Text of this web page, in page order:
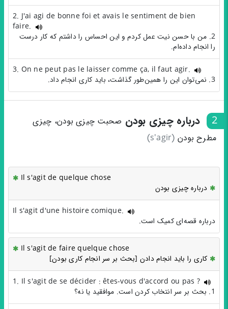
2. J'ai agi de bonne foi et avais le sentiment de bien
faire.
2. من با حسن نیت عمل کردم و این احساس را داشتم که کار درست
را انجام داده‌ام.
3. On ne peut pas le laisser comme ça, il faut agir.
3. نمی‌توان این را همین‌طور گذاشت، باید کاری انجام داد.
2 درباره چیزی بودن صحبت چیزی بودن، چیزی
مطرح بودن (s'agir)
Il s'agit de quelque chose
درباره چیزی بودن
Il s'agit d'une histoire comique.
درباره‌ قصه‌ای کمیک است.
Il s'agit de faire quelque chose
کاری را باید انجام دادن [بحث بر سر انجام کاری بودن]
1. Il s'agit de se décider : êtes-vous d'accord ou pas ?
1. بحث بر سر انتخاب کردن است. موافقید یا نه؟